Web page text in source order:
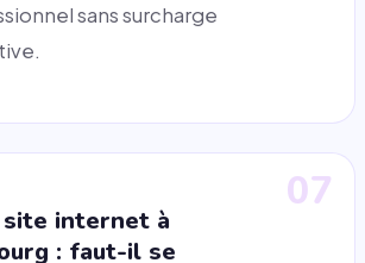
sans surcharge
07
internet à
: faut-il se